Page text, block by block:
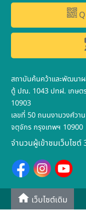
สถาบันค้นคว้าและพัฒนา
ตู้ ปณ. 1043 ปทฝ. เกษต
10903
เลขที่ 50 ถนนงามวงศ์วา
จตุจักร กรุงเทพฯ 10900
จำนวนผู้เข้าชมเว็บไซต์
เว็บไซต์เดิม